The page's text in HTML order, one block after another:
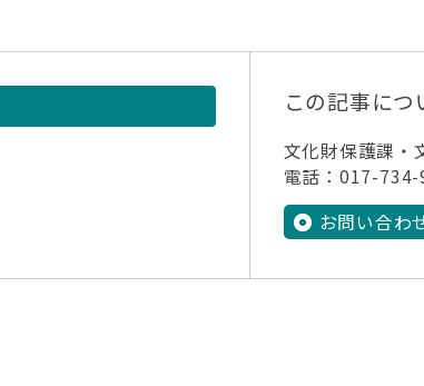
この記事に
文化財保護課・
電話：017-
お問い合わ